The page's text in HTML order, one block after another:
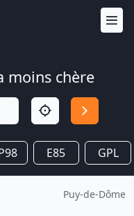
moins chère
E85 GPL
Puy-de-Dôme